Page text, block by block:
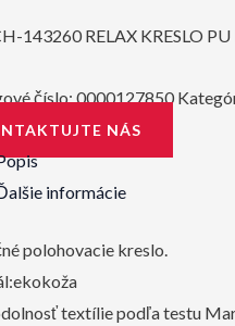
143260 RELAX KRESLO
číslo:0000127850
NÁS
informácie
polohovacie kreslo.
textílie podľa testu